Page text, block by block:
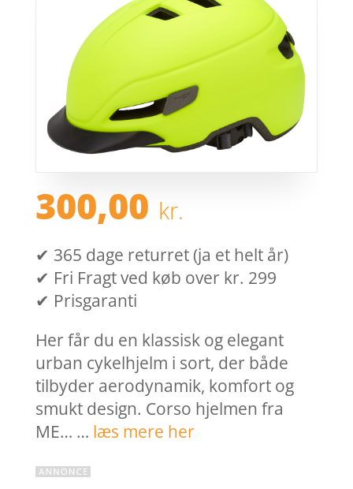
300,00 kr.
✔ 365 dage returret (ja et helt år)
✔ Fri Fragt ved køb over kr. 299
✔ Prisgaranti
Her får du en klassisk og elegant
urban cykelhjelm i sort, der både
tilbyder aerodynamik, komfort og
smukt design. Corso hjelmen fra
ME… … læs mere her